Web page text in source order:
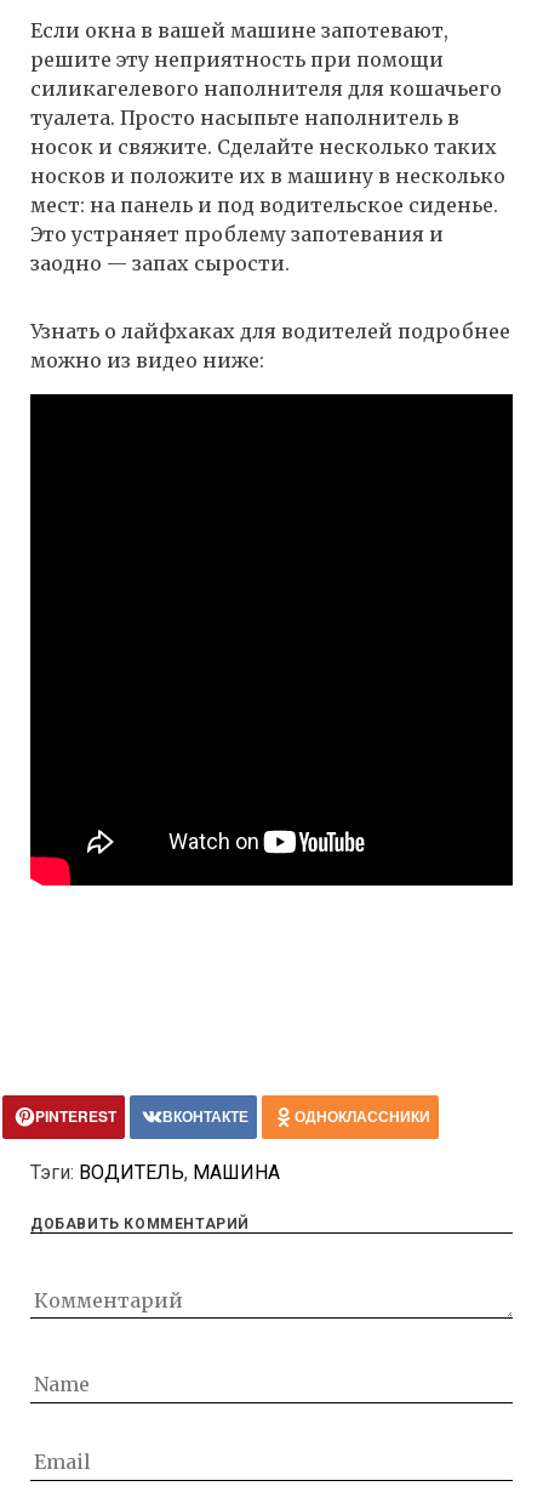
Если окна в вашей машине запотевают,
решите эту неприятность при помощи
силикагелевого наполнителя для кошачьего
туалета. Просто насыпьте наполнитель в
носок и свяжите. Сделайте несколько таких
носков и положите их в машину в несколько
мест: на панель и под водительское сиденье.
Это устраняет проблему запотевания и
заодно — запах сырости.
Узнать о лайфхаках для водителей подробнее
можно из видео ниже:
PINTEREST ВКОНТАКТЕ ОДНОКЛАССНИКИ
Тэги: ВОДИТЕЛЬ, МАШИНА
ДОБАВИТЬ КОММЕНТАРИЙ